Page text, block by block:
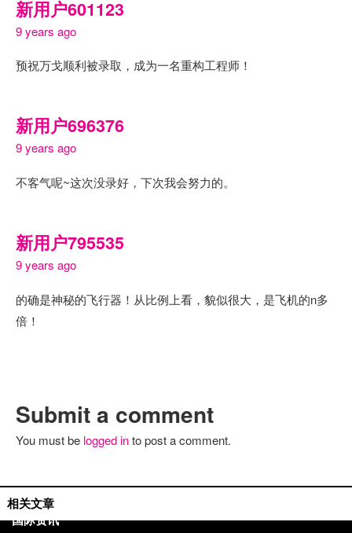
新用户601123
9 years ago
预祝万戈顺利被录取，成为一名重构工程师！
新用户696376
9 years ago
不客气呢~这次没录好，下次我会努力的。
新用户795535
9 years ago
的确是神秘的飞行器！从比例上看，貌似很大，是飞机的n多
倍！
Submit a comment
You must be logged into post a comment.
相关文章
单曲推荐
国际资讯